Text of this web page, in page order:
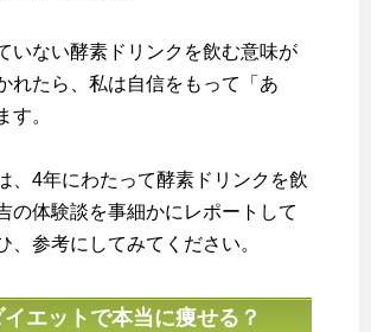
いない酵素ドリンクを飲む意味が
れたら、私は自信をもって「あ
す。
、4年にわたって酵素ドリンクを飲
の体験談を事細かにレポートして
、参考にしてみてください。
エットで本当に痩せる？